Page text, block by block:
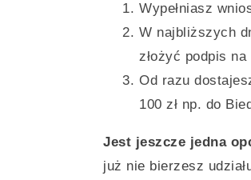
Wypełniasz
W najbliższych
złożyć podpis
Od razu
100 zł np. do
Jest jeszcze jedna
już nie bierzesz